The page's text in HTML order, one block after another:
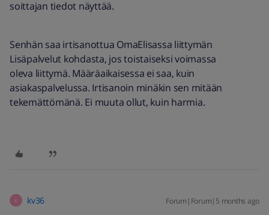
soittajan tiedot näyttää.
Senhän saa irtisanottua OmaElisassa liittymän
Lisäpalvelut kohdasta, jos toistaiseksi voimassa
oleva liittymä. Määräaikaisessa ei saa, kuin
asiakaspalvelussa. Irtisanoin minäkin sen mitään
tekemättömänä. Ei muuta ollut, kuin harmia.
K kv36 Forum|Forum|5 months ago